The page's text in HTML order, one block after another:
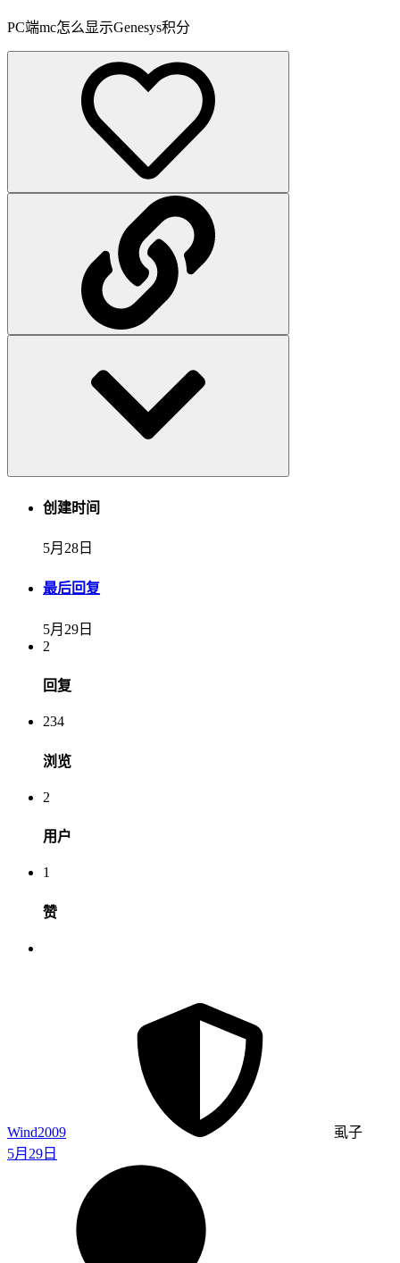
PC端mc怎么显示Genesys积分
创建时间
5月28日
最后回复
5月29日
2
回复
234
浏览
2
用户
1
赞
Wind2009
虱子
5月29日